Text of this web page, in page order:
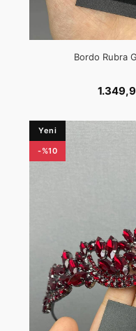
Bordo Rubra
Yeni
-%10